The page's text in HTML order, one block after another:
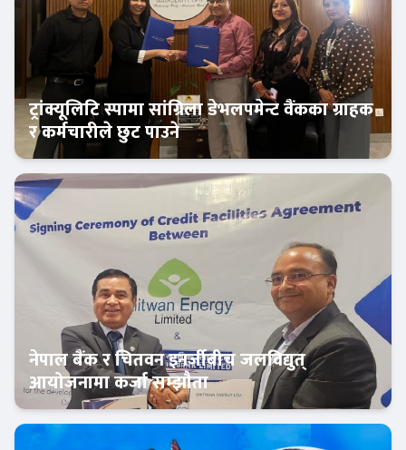
बैंक-वित्त
ट्रांक्यूलिटि स्पामा सांग्रिला डेभलपमेन्ट वैंकका ग्राहक
र कर्मचारीले छुट पाउने
बैंक-वित्त
नेपाल बैंक र चितवन इनर्जीबीच जलविद्युत्
आयोजनामा कर्जा सम्झौता